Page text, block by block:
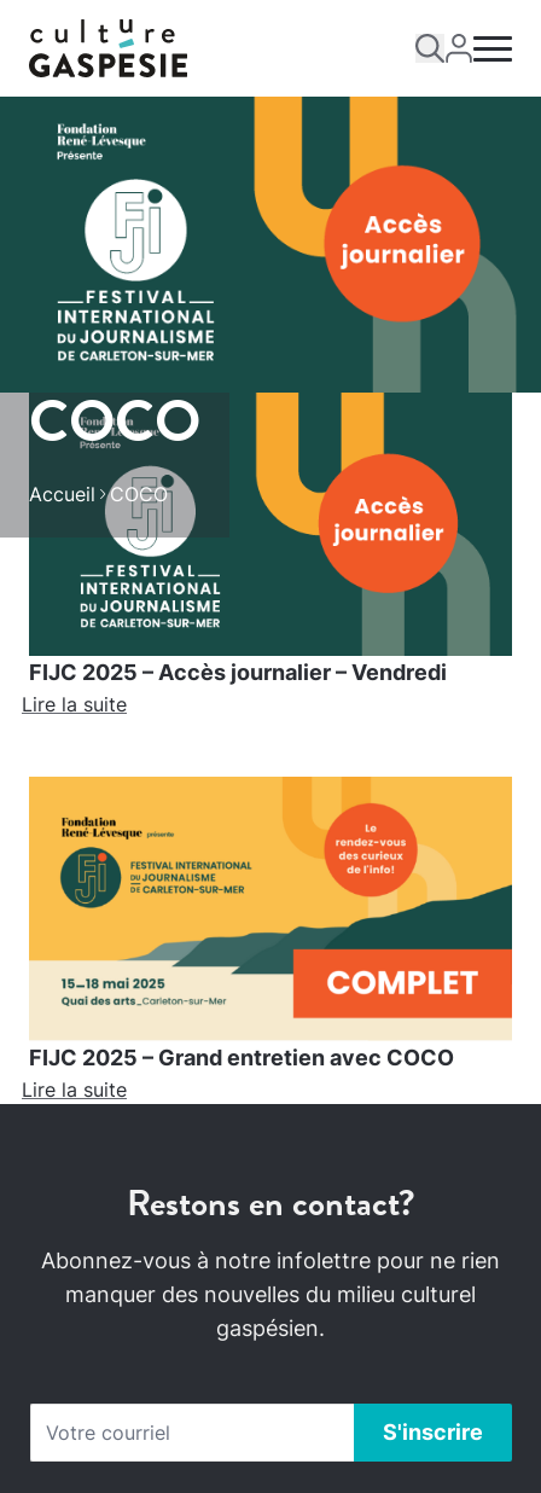
COCO
Accueil COCO
FIJC 2025 – Accès journalier – Vendredi
Lire la suite
FIJC 2025 – Grand entretien avec COCO
Lire la suite
Restons en contact?
Abonnez-vous à notre infolettre pour ne rien
manquer des nouvelles du milieu culturel
gaspésien.